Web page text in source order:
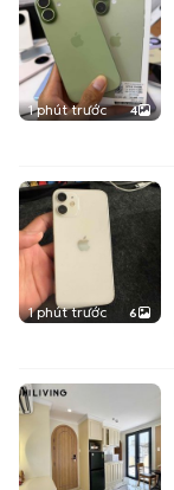
1 phút trước 4
1 phút trước 6